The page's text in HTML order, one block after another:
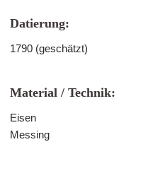
Datierung:
1790 (geschätzt)
Material / Technik:
Eisen
Messing